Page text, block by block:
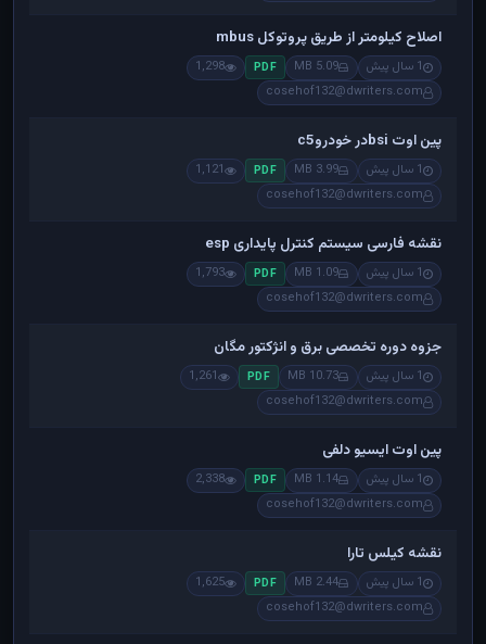
اصلاح کیلومتر از طریق پروتوکل mbus
1 سال پیش 5.09 MB
PDF
1,298
cosehof132@dwriters.com
پین اوت bsiدر خودروc5
1 سال پیش 3.99 MB
PDF
1,121
cosehof132@dwriters.com
نقشه فارسی سیستم کنترل پایداری esp
1 سال پیش 1.09 MB
PDF
1,793
cosehof132@dwriters.com
جزوه دوره تخصصی برق و انژکتور مگان
1 سال پیش 10.73 MB
PDF
1,261
cosehof132@dwriters.com
پین اوت ایسیو دلفی
1 سال پیش 1.14 MB
PDF
2,338
cosehof132@dwriters.com
نقشه کیلس تارا
1 سال پیش 2.44 MB
PDF
1,625
cosehof132@dwriters.com